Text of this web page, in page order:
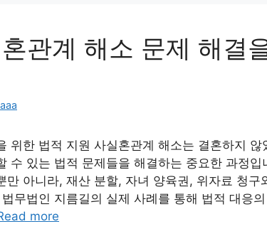
관계 해소 문제 해결
위한 법적 지원 사실혼관계 해소는 결혼하지 않
수 있는 법적 문제들을 해결하는 중요한 과정입
만 아니라, 재산 분할, 자녀 양육권, 위자료 청구
무법인 지름길의 실제 사례를 통해 법적 대응
more